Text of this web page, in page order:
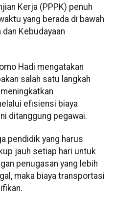
Kerja (PPPK) penuh
yang berada di bawah
Kebudayaan
Hadi mengatakan
salah satu langkah
efisiensi biaya
ditanggung pegawai.
pendidik yang harus
jauh setiap hari untuk
penugasan yang lebih
maka biaya transportasi